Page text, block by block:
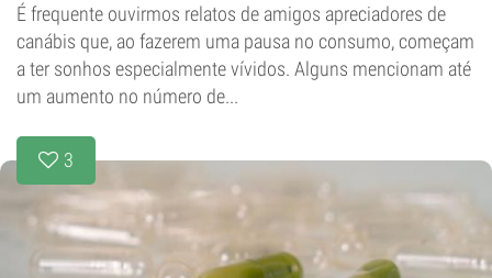
É frequente ouvirmos relatos de amigos apreciadores de
canábis que, ao fazerem uma pausa no consumo, começam
a ter sonhos especialmente vívidos. Alguns mencionam até
um aumento no número de...
3